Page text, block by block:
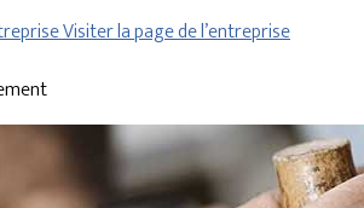
Visiter la page de l’entreprise